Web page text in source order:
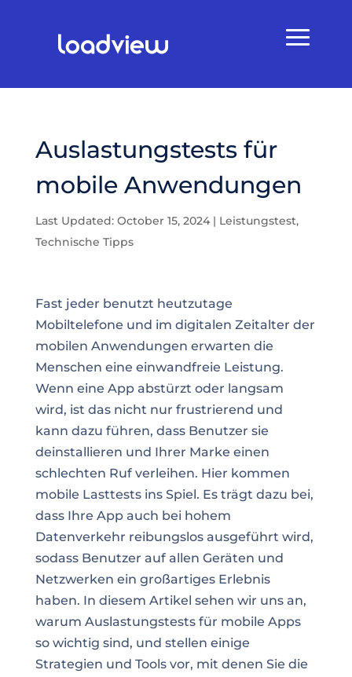
Auslastungstests für
mobile Anwendungen
Last Updated: October 15, 2024| Leistungstest,
Technische Tipps
Fast jeder benutzt heutzutage
Mobiltelefone und im digitalen Zeitalter der
mobilen Anwendungen erwarten die
Menschen eine einwandfreie Leistung.
Wenn eine App abstürzt oder langsam
wird, ist das nicht nur frustrierend und
kann dazu führen, dass Benutzer sie
deinstallieren und Ihrer Marke einen
schlechten Ruf verleihen. Hier kommen
mobile Lasttests ins Spiel. Es trägt dazu bei,
dass Ihre App auch bei hohem
Datenverkehr reibungslos ausgeführt wird,
sodass Benutzer auf allen Geräten und
Netzwerken ein großartiges Erlebnis
haben. In diesem Artikel sehen wir uns an,
warum Auslastungstests für mobile Apps
so wichtig sind, und stellen einige
Strategien und Tools vor, mit denen Sie die